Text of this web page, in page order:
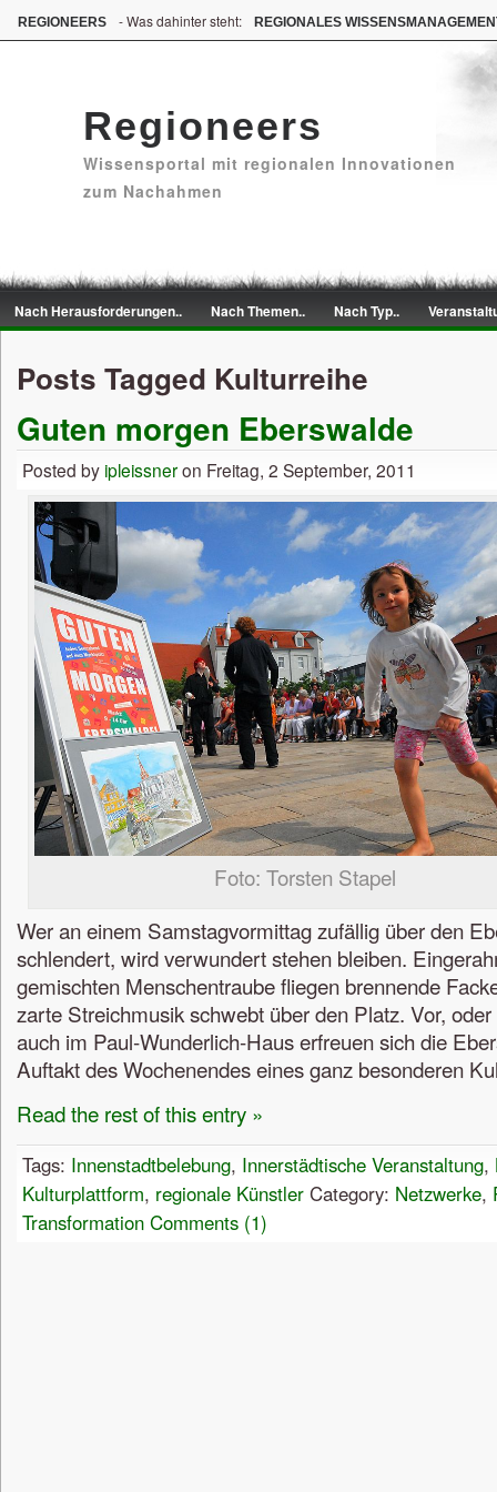
REGIONEERS - Was dahinter steht: REGIONALES
Regioneers
Wissensportal mit regionalen Innovationen
zum Nachahmen
Nach Herausforderungen.. Nach Themen.. Nach Typ..
Posts Tagged Kulturreihe
Guten morgen Eberswalde
Posted by ipleissneron Freitag, 2 September, 2011
Foto: Torsten Stapel
Wer an einem Samstagvormittag zufällig über den
schlendert, wird verwundert stehen bleiben.
gemischten Menschentraube fliegen brennende
zarte Streichmusik schwebt über den Platz. Vor,
auch im Paul-Wunderlich-Haus erfreuen sich die
Auftakt des Wochenendes eines ganz besonderen
Read the rest of this entry »
Tags: Innenstadtbelebung, Innerstädtische Veranstaltung,
Kulturplattform, regionale Künstler Category: Netzwerke,
Transformation Comments (1)